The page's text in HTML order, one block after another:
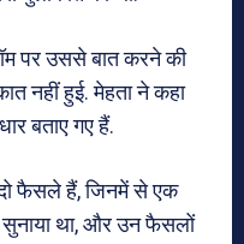
पर उससे बात करने की
नहीं हुई. मेहता ने कहा
बताए गए हैं.
फैसले हैं, जिनमें से एक
सुनाया था, और उन फैसलों